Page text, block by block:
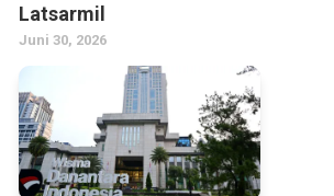
Latsarmil
Juni 30, 2026